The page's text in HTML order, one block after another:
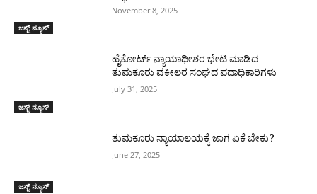
ಜಸ್ಟ್ ನ್ಯೂಸ್
November 8, 2025
ಜಸ್ಟ್ ನ್ಯೂಸ್
ಹೈಕೋರ್ಟ್ ನ್ಯಾಯಾಧೀಶರ ಭೇಟಿ ಮಾಡಿದ
ತುಮಕೂರು ವಕೀಲರ ಸಂಘದ ಪದಾಧಿಕಾರಿಗಳು
July 31, 2025
ಜಸ್ಟ್ ನ್ಯೂಸ್
ತುಮಕೂರು ನ್ಯಾಯಾಲಯಕ್ಕೆ ಜಾಗ ಏಕೆ ಬೇಕು?
June 27, 2025